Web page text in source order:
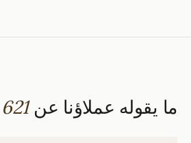
ما يقوله عملاؤنا عن